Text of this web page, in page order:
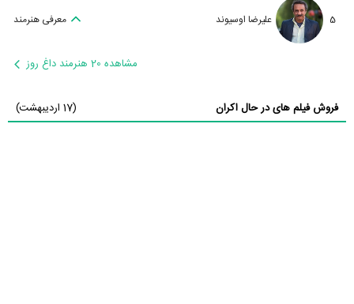
5 علیرضا اوسیوند معرفی هنرمند
مشاهده 20 هنرمند داغ روز
فروش فیلم های در حال اکران (17 اردیبهشت)